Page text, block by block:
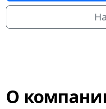
О